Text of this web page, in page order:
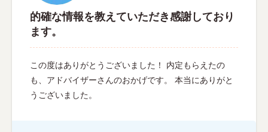
的確な情報を教えていただき感謝しており
ます。
この度はありがとうございました！ 内定もらえたの
も、アドバイザーさんのおかげです。 本当にありがと
うございました。